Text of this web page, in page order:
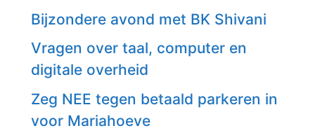
Bijzondere avond met BK Shivani
Vragen over taal, computer en
digitale overheid
Zeg NEE tegen betaald parkeren in
voor Mariahoeve